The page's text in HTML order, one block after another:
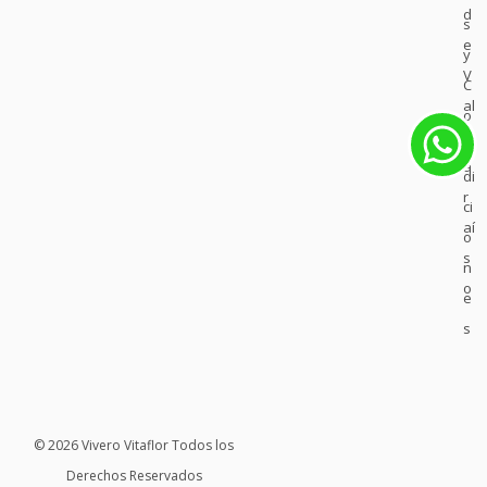
s
y
C
o
di
ci
o
n
e
s
d
e
V
al
p
a
r
aí
s
o
© 2026 Vivero Vitaflor Todos los
Derechos Reservados